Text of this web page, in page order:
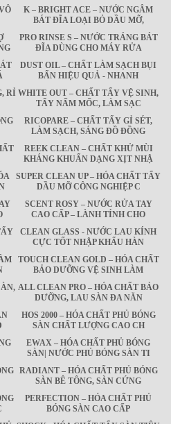
K – BRIGHT ACE – NƯỚC NGÂM
BÁT ĐĨA LOẠI BỎ DẦU MỠ,
PRO RINSE S – NƯỚC TRÁNG BÁT
ĐĨA DÙNG CHO MÁY RỬA
DUST OIL – CHẤT LÀM SẠCH BỤI
BẨN HIỆU QUẢ - NHANH
RỈ WHITE OUT – CHẤT TẨY VỆ SINH,
TẨY NẤM MỐC, LÀM SẠC
RICOPARE – CHẤT TẨY GỈ SÉT,
LÀM SẠCH, SÁNG ĐỒ ĐỒNG
REEK CLEAN – CHẤT KHỬ MÙI
KHÁNG KHUẨN DẠNG XỊT NHẬ
SUPER CLEAN UP – HÓA CHẤT TẨY
DẦU MỠ CÔNG NGHIỆP C
SCENT ROSY – NƯỚC RỬA TAY
CAO CẤP – LÀNH TÍNH CHO
CLEAN GLASS - NƯỚC LAU KÍNH
CỰC TỐT NHẬP KHẨU HÀN
TOUCH CLEAN GOLD – HÓA CHẤT
BẢO DƯỠNG VỆ SINH LÀM
ALL CLEAN PRO – HÓA CHẤT BẢO
DƯỠNG, LAU SÀN ĐA NĂN
HOS 2000 – HÓA CHẤT PHỦ BÓNG
SÀN CHẤT LƯỢNG CAO CH
EWAX – HÓA CHẤT PHỦ BÓNG
SÀN| NƯỚC PHỦ BÓNG SÀN TI
RADIANT – HÓA CHẤT PHỦ BÓNG
SÀN BÊ TÔNG, SÀN CỨNG
PERFECTION – HÓA CHẤT PHỦ
BÓNG SÀN CAO CẤP